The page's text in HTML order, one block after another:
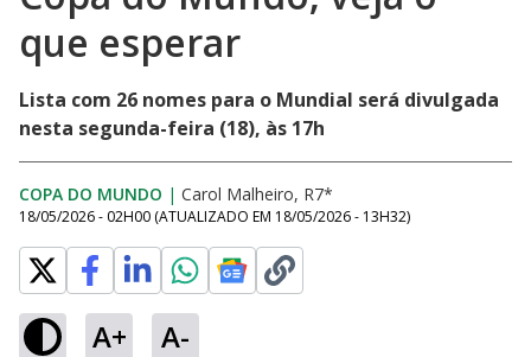
que esperar
Lista com 26 nomes para o Mundial será divulgada
nesta segunda-feira (18), às 17h
COPA DO MUNDO | Carol Malheiro, R7*
18/05/2026 - 02H00 (ATUALIZADO EM 18/05/2026 - 13H32)
A+ A-